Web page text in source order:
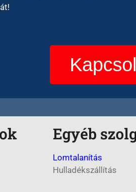
Egyéb
Lomtalanítás
Hulladékszállítás